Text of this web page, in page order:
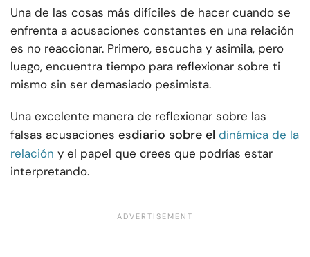
Una de las cosas más difíciles de hacer cuando se
enfrenta a acusaciones constantes en una relación
es no reaccionar. Primero, escucha y asimila, pero
luego, encuentra tiempo para reflexionar sobre ti
mismo sin ser demasiado pesimista.
Una excelente manera de reflexionar sobre las
falsas acusaciones esdiario sobre el dinámica de la
relación y el papel que crees que podrías estar
interpretando.